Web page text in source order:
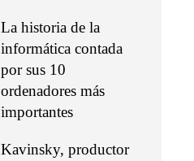
La historia de la
informática contada
por sus 10
ordenadores más
importantes
Kavinsky, productor